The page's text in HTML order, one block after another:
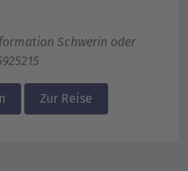
Schwerin oder
Zur Reise